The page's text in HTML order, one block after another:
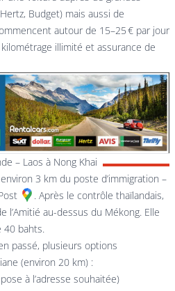
Budget) mais aussi de
autour de 15–25 € par jour
illimité et assurance de
– Laos à Nong Khai
3 km du poste d’immigration –
. Après le contrôle thaïlandais,
l’Amitié au-dessus du Mékong. Elle
bahts.
passé, plusieurs options
(environ 20 km) :
à l’adresse souhaitée)